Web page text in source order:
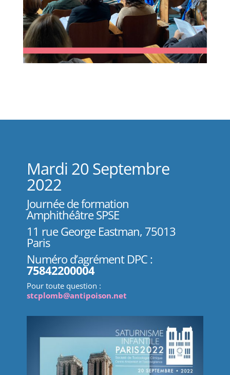
Mardi 20 Septembre
2022
Journée de formation
Amphithéâtre SPSE
11 rue George Eastman, 75013
Paris
Numéro d’agrément DPC :
75842200004
Pour toute question :
stcplomb@antipoison.net